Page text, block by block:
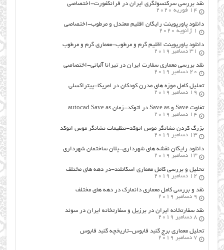
نقد بررسی سرکنسولگری ایران در فرانکفورت-اختصاصی
14 فوریه 2020
دانلود پاورپوینت رایگان اقلیم معتدل و مرطوب-اختصاصی
1 ژانویه 2020
دانلود پاورپوینت اقلیم گرم و مرطوب-معماری گرم و مرطوب
31 دسامبر 2019
نقد بررسی معماری سفارت ایران در تیرانا آلبانی-اختصاصی
20 دسامبر 2019
تحلیل کامل موزه های مدرن کودکان در امریکا-پیتراکسلی
19 دسامبر 2019
تفاوت Save و Save as در اتوکد-زمان autocad Save as
14 دسامبر 2019
بزرگ کردن نشانگر موس اتوکد-تنظیمات نشانگر موس اتوکد
13 دسامبر 2019
دانلود رایگان نقشه های شهرداری-پلان ساختمان شهرداری
13 دسامبر 2019
تحلیل و بررسی کامل معماری اسکاتلند-در دهه های مختلف
12 دسامبر 2019
نقد و بررسی کامل معماری دانمارک در دهه های مختلف
9 دسامبر 2019
نقد سفارتخانه ایران در برزیل و سفارتخانه ایران در سوئد
8 دسامبر 2019
تحلیل معماری برج گنبد قابوس-تاریخچه گنبد قابوس
7 دسامبر 2019